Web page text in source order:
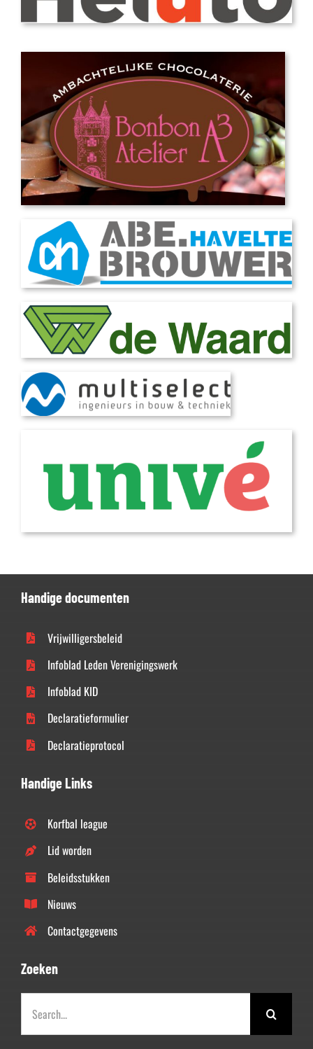
Handige documenten
Vrijwilligersbeleid
Infoblad Leden Verenigingswerk
Infoblad KID
Declaratieformulier
Declaratieprotocol
Handige Links
Korfbal league
Lid worden
Beleidsstukken
Nieuws
Contactgegevens
Zoeken
naar: